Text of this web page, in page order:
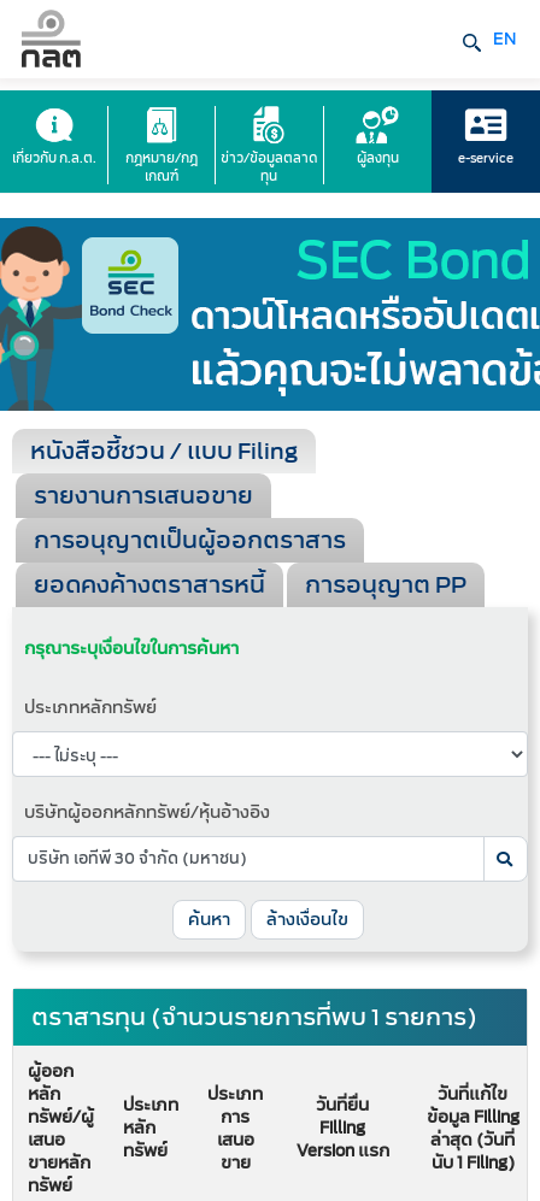
EN
เกี่ยวกับ ก.ล.ต.
กฎหมาย/กฎ
เกณฑ์
ข่าว/ข้อมูลตลาด
ทุน
ผู้ลงทุน e-service
หนังสือชี้ชวน / แบบ Filing
รายงานการเสนอขาย
การอนุญาตเป็นผู้ออกตราสาร
ยอดคงค้างตราสารหนี้
การอนุญาต PP
กรุณาระบุเงื่อนไขในการค้นหา
ประเภทหลักทรัพย์
บริษัทผู้ออกหลักทรัพย์/หุ้นอ้างอิง
ค้นหา ล้างเงื่อนไข
ตราสารทุน (จำนวนรายการที่พบ 1 รายการ)
ผู้ออก
หลัก
ทรัพย์/ผู้
เสนอ
ขายหลัก
ทรัพย์
ประเภท
หลัก
ทรัพย์
ประเภท
การ
เสนอ
ขาย
วันที่ยื่น
Filling
Version แรก
วันที่แก้ไข
ข้อมูล Filling
ล่าสุด (วันที่
นับ 1 Filing)